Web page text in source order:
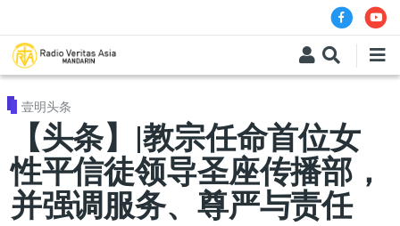
壹明头条
【头条】|教宗任命首位女
性平信徒领导圣座传播部，
并强调服务、尊严与责任